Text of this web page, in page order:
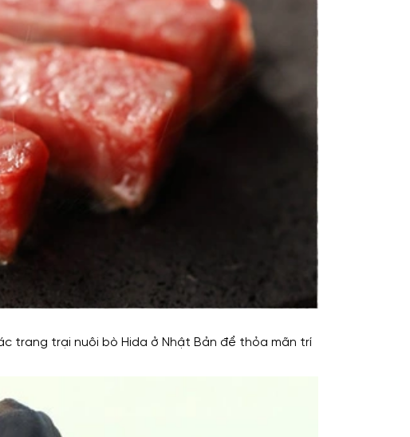
trang trại nuôi bò Hida ở Nhật Bản để thỏa mãn trí